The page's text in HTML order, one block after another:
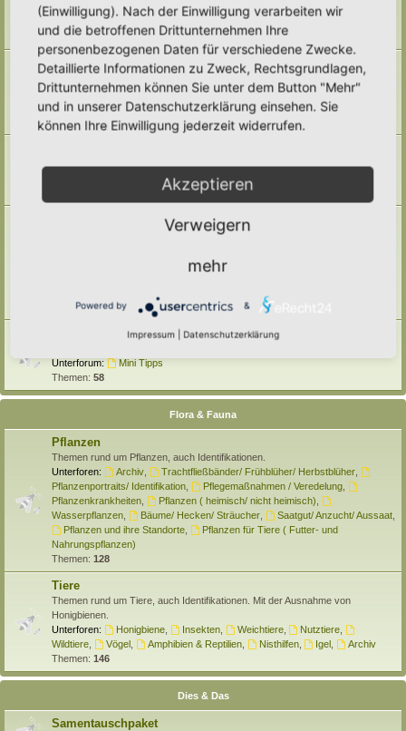
Sandarien, Reisighaufen & Laubhaufen, Totholz, Käferkeller
Benjeshecke, Sonstige Lebensräume
Archiv
Themen:71
Pufferzone
Hier gehört alles hin, was die Pufferzone in einem Hortus betrifft. Frage,
Antworten, Wissen und Ideen: Her damit!
Unterforum:
Archiv
Themen:29
Themen der Ertragszone finden hier einen Platz.
Kompostieren/ Mulchen/ Dauerhumus,
Themen:247
Selber machen
Unterforum:
Mini Tipps
Themen: 58
Flora & Fauna
Pflanzen
Themen rund um Pflanzen, auch Identifikationen.
Unterforen:
Archiv, Trachtfließbänder/ Frühblüher/ Herbstblüher,
Pflanzenportraits/ Identifikation
Pflegemaßnahmen / Veredelung,
Pflanzenkrankheiten
Pflanzen ( heimisch/ nicht heimisch)
Wasserpflanzen
Bäume/ Hecken/ Sträucher, Saatgut/ Anzucht/ Aussaat,
Pflanzen und ihre Standorte,
Pflanzen für Tiere ( Futter- und
Nahrungspflanzen)
Themen: 128
Tiere
Themen rund um Tiere, auch Identifikationen. Mit der Ausnahme von
Honigbienen.
Unterforen:
Honigbiene, Insekten, Weichtiere, Nutztiere
Wildtiere
Vögel, Amphibien & Reptilien, Nisthilfen, Igel
Archiv
Themen: 146
Dies & Das
Samentauschpaket
(Einwilligung). Nach der Einwilligung verarbeiten wir
und die betroffenen Drittunternehmen Ihre
personenbezogenen Daten für verschiedene Zwecke.
Detaillierte Informationen zu Zweck, Rechtsgrundlagen,
Drittunternehmen können Sie unter dem Button "Mehr"
und in unserer Datenschutzerklärung einsehen. Sie
können Ihre Einwilligung jederzeit widerrufen.
Akzeptieren
Verweigern
mehr
Powered by &
Impressum Datenschutzerklärung